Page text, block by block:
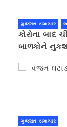
ગુજરાત સમાચાર
કોરોના બાદ
બાળકોને
ગુજરાત સમાચાર